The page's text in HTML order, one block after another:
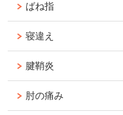
ばね指
寝違え
腱鞘炎
肘の痛み